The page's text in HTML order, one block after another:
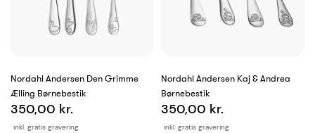
Nordahl Andersen Den Grimme
Ælling Børnebestik
inkl. gratis gravering
350,00 kr.
Nordahl Andersen Kaj & Andrea
Børnebestik
inkl. gratis gravering
350,00 kr.